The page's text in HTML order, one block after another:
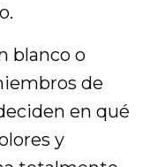
blanco o
de
en qué
y